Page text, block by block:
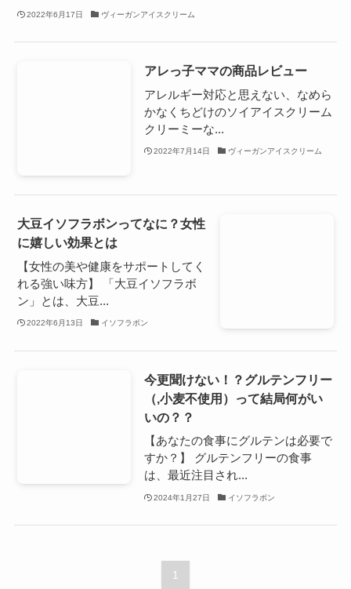
2022年6月17日 ヴィーガンアイスクリーム
アレっ子ママの商品レビュー
アレルギー対応と思えない、なめら
かなくちどけのソイアイスクリーム
クリーミーな...
2022年7月14日 ヴィーガンアイスクリーム
大豆イソフラボンってなに？女性
に嬉しい効果とは
【女性の美や健康をサポートしてく
れる強い味方】 「大豆イソフラボ
ン」とは、大豆...
2022年6月13日 イソフラボン
今更聞けない！？グルテンフリー
（,小麦不使用）って結局何がい
いの？？
【あなたの食事にグルテンは必要で
すか？】 グルテンフリーの食事
は、最近注目され...
2024年1月27日 イソフラボン
1